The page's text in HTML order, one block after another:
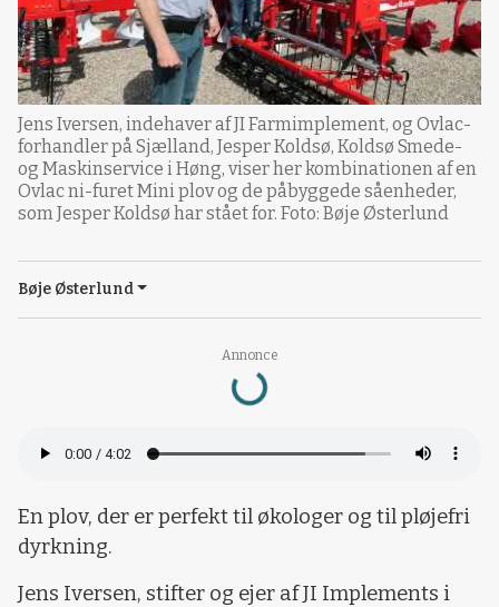
Annonce
Loading...
Jens Iversen, indehaver af JI Farmimplement, og Ovlac-
forhandler på Sjælland, Jesper Koldsø, Koldsø Smede-
og Maskinservice i Høng, viser her kombinationen af en
Ovlac ni-furet Mini plov og de påbyggede såenheder,
som Jesper Koldsø har stået for. Foto: Bøje Østerlund
Bøje Østerlund
En plov, der er perfekt til økologer og til pløjefri
dyrkning.
Jens Iversen, stifter og ejer af JI Implements i